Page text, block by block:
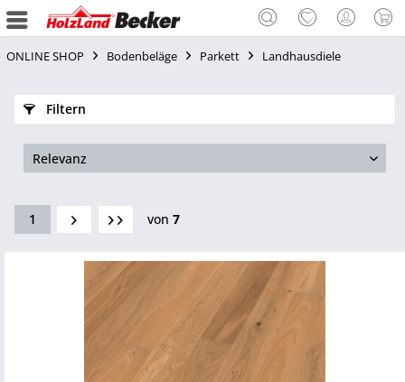
ONLINE SHOP Bodenbeläge Parkett Landhausdiele
Filtern
1 von 7